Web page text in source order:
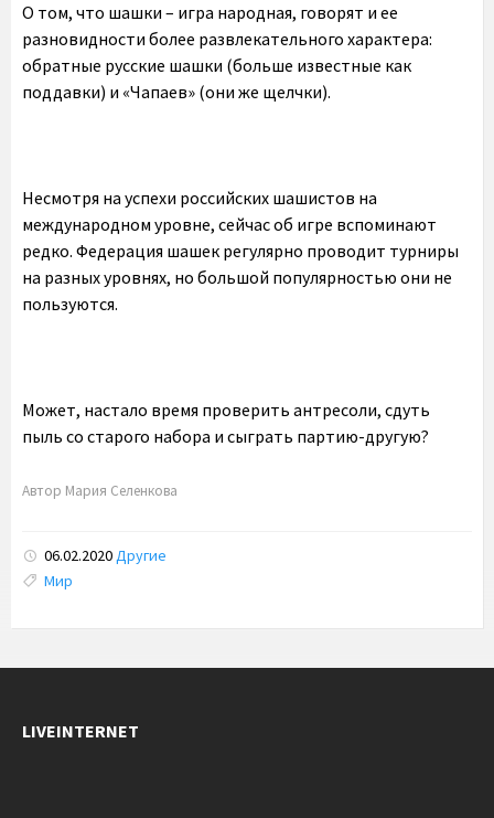
О том, что шашки – игра народная, говорят и ее
разновидности более развлекательного характера:
обратные русские шашки (больше известные как
поддавки) и «Чапаев» (они же щелчки).
Несмотря на успехи российских шашистов на
международном уровне, сейчас об игре вспоминают
редко. Федерация шашек регулярно проводит турниры
на разных уровнях, но большой популярностью они не
пользуются.
Может, настало время проверить антресоли, сдуть
пыль со старого набора и сыграть партию-другую?
Автор Мария Селенкова
06.02.2020Другие
Tags:
Мир
LIVEINTERNET